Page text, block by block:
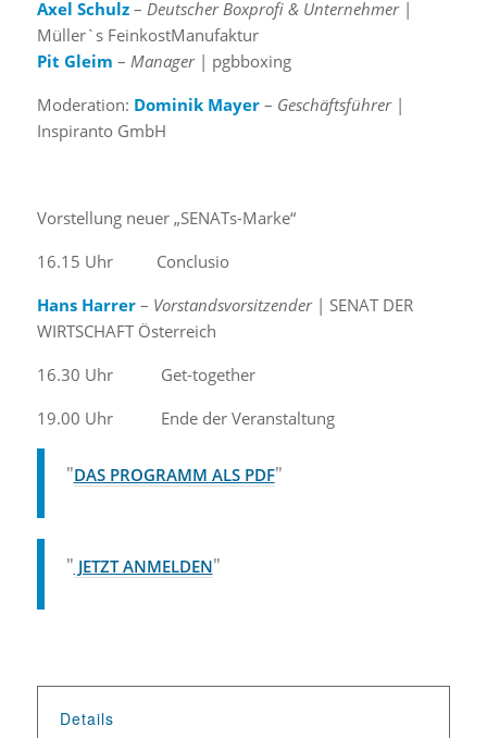
Axel Schulz– Deutscher Boxprofi & Unternehmer|
Müller`s FeinkostManufaktur
Pit Gleim – Manager | pgbboxing
Moderation: Dominik Mayer– Geschäftsführer|
Inspiranto GmbH
Vorstellung neuer „SENATs-Marke“
16.15 Uhr Conclusio
Hans Harrer– Vorstandsvorsitzender | SENAT DER
WIRTSCHAFT Österreich
16.30 Uhr Get-together
19.00 Uhr Ende der Veranstaltung
DAS PROGRAMM ALS PDF
JETZT ANMELDEN
Details